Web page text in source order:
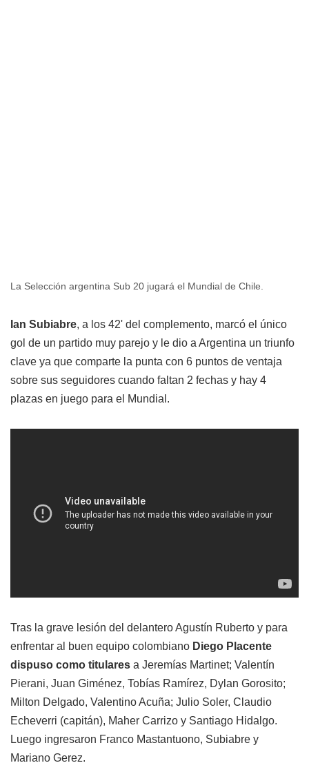
La Selección argentina Sub 20 jugará el Mundial de Chile.
Ian Subiabre, a los 42' del complemento, marcó el único
gol de un partido muy parejo y le dio a Argentina un triunfo
clave ya que comparte la punta con 6 puntos de ventaja
sobre sus seguidores cuando faltan 2 fechas y hay 4
plazas en juego para el Mundial.
Tras la grave lesión del delantero Agustín Ruberto y para
enfrentar al buen equipo colombiano Diego Placente
dispuso como titulares a Jeremías Martinet; Valentín
Pierani, Juan Giménez, Tobías Ramírez, Dylan Gorosito;
Milton Delgado, Valentino Acuña; Julio Soler, Claudio
Echeverri (capitán), Maher Carrizo y Santiago Hidalgo.
Luego ingresaron Franco Mastantuono, Subiabre y
Mariano Gerez.